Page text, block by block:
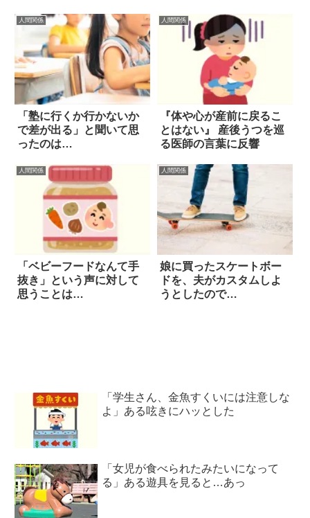
人間関係
「塾に行くか行かないか
で差が出る」と聞いて思
ったのは…
人間関係
『体や心が産前に戻るこ
とはない』 産後うつを巡
る医師の言葉に反響
人間関係
「ベビーフードなんて手
抜き」という声に対して
思うことは…
人間関係
娘に買ったスケートボー
ドを、夫がカスタムしよ
うとしたので…
「学生さん、金魚すくいには注意しな
よ」ある呟きにハッとした
「女児が食べられたみたいになって
る」ある遊具を見ると…あっ